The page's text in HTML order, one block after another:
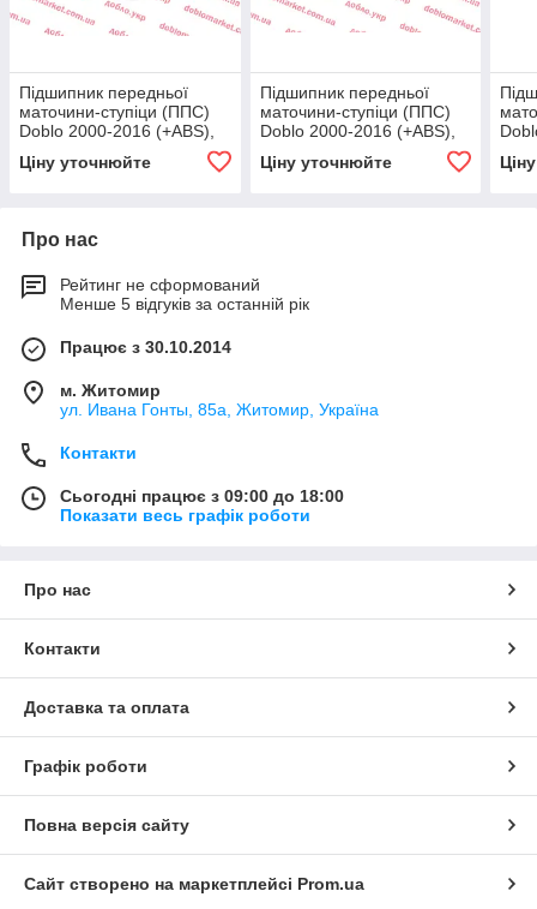
Підшипник передньої
маточини-ступіци (ППС)
Doblo 2000-2016 (+ABS),
SNR
Ціну уточнюйте
Підшипник передньої
маточини-ступіци (ППС)
Doblo 2000-2016 (+ABS),
SNR
Ціну уточнюйте
Про нас
Рейтинг не сформований
Менше 5 відгуків за останній рік
Працює з 30.10.2014
м. Житомир
ул. Ивана Гонты, 85а, Житомир, Україна
Контакти
Сьогодні працює з 09:00 до 18:00
Показати весь графік роботи
Про нас
Контакти
Доставка та оплата
Графік роботи
Повна версія сайту
Сайт створено на маркетплейсі Prom.ua